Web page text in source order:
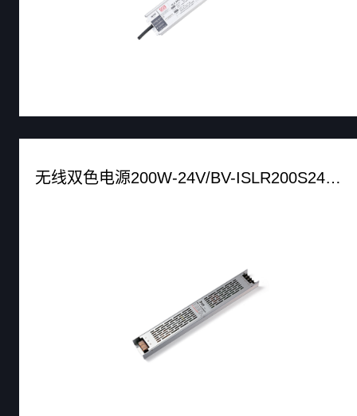
无线双色电源200W-24V/BV-ISLR200S24MZ